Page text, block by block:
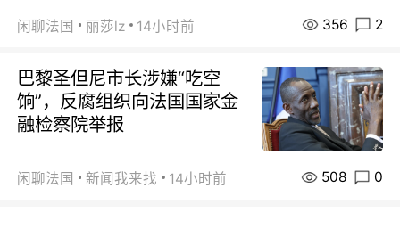
闲聊法国 丽莎lz 14小时前 356 2
巴黎圣但尼市长涉嫌“吃空
饷”，反腐组织向法国国家金
融检察院举报
闲聊法国 新闻我来找 14小时前 508 0